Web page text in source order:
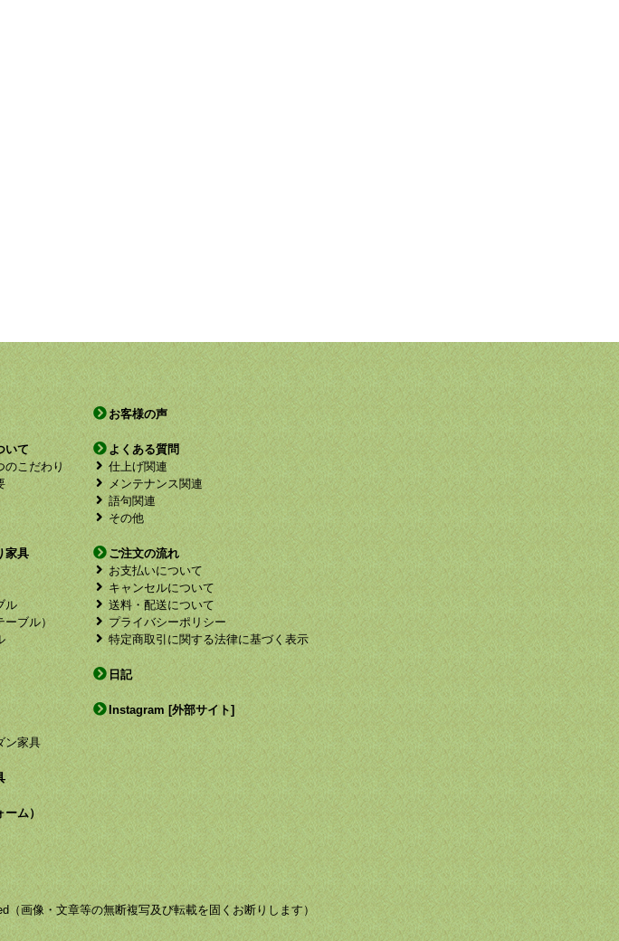
いて
のこだわり
家具
ル
ブル）
ン家具
ム）
お客様の声
よくある質問
仕上げ関連
メンテナンス関連
語句関連
その他
ご注文の流れ
お支払いについて
キャンセルについて
送料・配送について
プライバシーポリシー
特定商取引に関する法律に基づく表示
日記
Instagram [外部サイト]
画像・文章等の無断複写及び転載を固くお断りします）